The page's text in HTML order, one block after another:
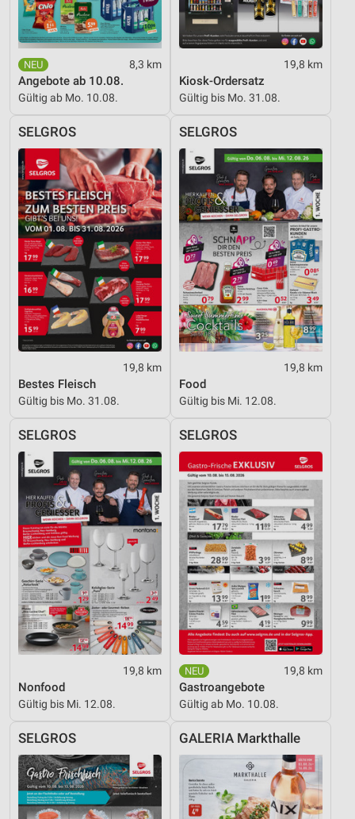
8,3 km
Angebote ab 10.08.
Gültig ab Mo. 10.08.
19,8 km
Kiosk-Ordersatz
Gültig bis Mo. 31.08.
SELGROS
19,8 km
Bestes Fleisch
Gültig bis Mo. 31.08.
SELGROS
19,8 km
Food
Gültig bis Mi. 12.08.
SELGROS
19,8 km
Nonfood
Gültig bis Mi. 12.08.
SELGROS
19,8 km
Gastroangebote
Gültig ab Mo. 10.08.
SELGROS GALERIA Markthalle